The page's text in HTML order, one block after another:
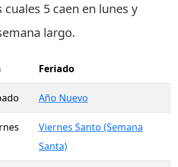
cuales 5 caen en lunes y
largo.
Feriado
Año Nuevo
Viernes Santo (Semana
Santa)